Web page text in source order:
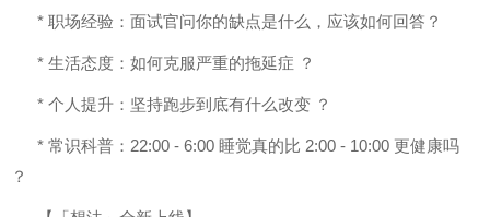
* 职场经验：面试官问你的缺点是什么，应该如何回答？
* 生活态度：如何克服严重的拖延症 ？
* 个人提升：坚持跑步到底有什么改变 ？
* 常识科普：22:00 - 6:00 睡觉真的比 2:00 - 10:00 更健康吗
？